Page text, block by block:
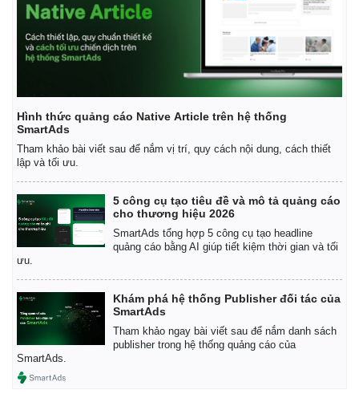
Tư vấn luật
Hình thức quảng cáo Native Article trên hệ thống
SmartAds
Tham khảo bài viết sau để nắm vị trí, quy cách nội dung, cách thiết
lập và tối ưu.
5 công cụ tạo tiêu đề và mô tả quảng cáo
cho thương hiệu 2026
SmartAds tổng hợp 5 công cụ tạo headline
quảng cáo bằng AI giúp tiết kiệm thời gian và tối
ưu.
Khám phá hệ thống Publisher đối tác của
SmartAds
Tham khảo ngay bài viết sau để nắm danh sách
publisher trong hệ thống quảng cáo của
SmartAds.